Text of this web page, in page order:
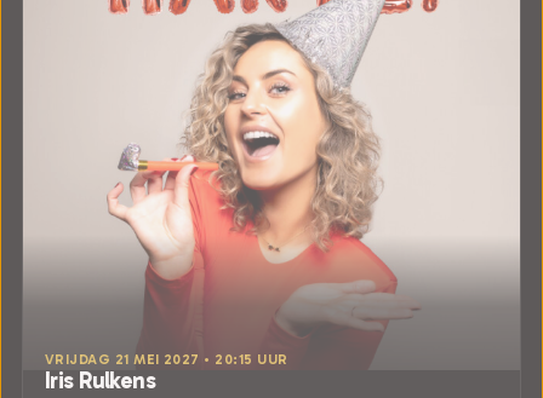
VRIJDAG 21 MEI 2027 • 20:15 UUR
Iris Rulkens